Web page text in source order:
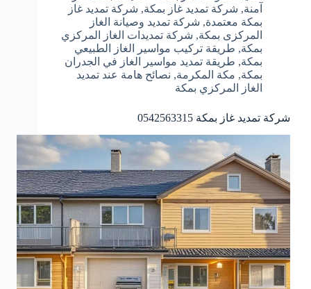
آمنة, شركة تمديد غاز بمكة, شركة تمديد غاز
بمكة معتمدة, شركة تمديد وصيانة الغاز
المركزى بمكة, شركة تمديدات الغاز المركزي
بمكة, طريقة تركيب مواسير الغاز الطبيعي
بمكة, طريقة تمديد مواسير الغاز في الجدران
بمكة, مكة المكرمة, نصائح هامة عند تمديد
الغاز المركزي بمكة
شركة تمديد غاز بمكة 0542563315